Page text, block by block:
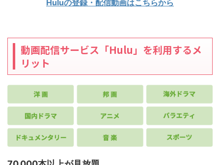
Huluの登録・配信動画はこちらから
動画配信サービス「Hulu」を利用するメ
リット